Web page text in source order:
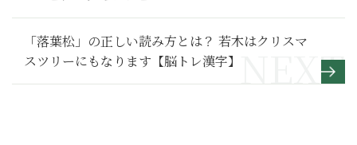
「落葉松」の正しい読み方とは？ 若木はクリスマ
スツリーにもなります【脳トレ漢字】